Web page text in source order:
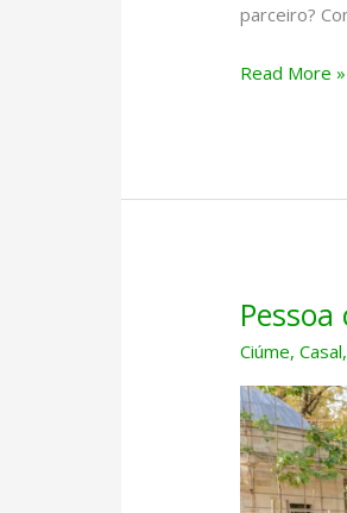
parceiro?
Ciúme
amor
Read More »
Ciúme,Casal,